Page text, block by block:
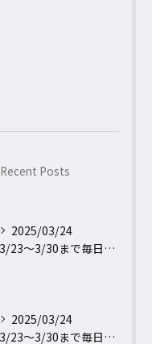
Recent Posts
2025/03/24
3/23〜3/30まで毎日行われるフォロー＆リポストキャンペ...
2025/03/24
3/23〜3/30まで毎日行われるフォロー＆リポストキャンペ...